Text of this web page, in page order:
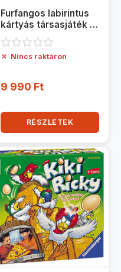
Furfangos labirintus
kártyás társasjáték -
Ravensburger
✗ Nincs raktáron
9 990 Ft
RÉSZLETEK